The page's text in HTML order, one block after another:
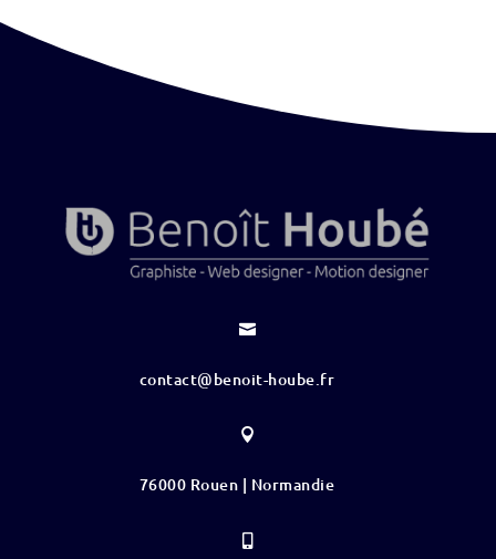

contact@benoit-hoube.fr

76000 Rouen | Normandie
